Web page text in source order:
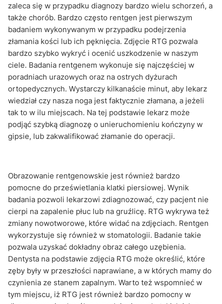
zaleca się w przypadku diagnozy bardzo wielu schorzeń, a
także chorób. Bardzo często rentgen jest pierwszym
badaniem wykonywanym w przypadku podejrzenia
złamania kości lub ich pęknięcia. Zdjęcie RTG pozwala
bardzo szybko wykryć i ocenić uszkodzenie w naszym
ciele. Badania rentgenem wykonuje się najczęściej w
poradniach urazowych oraz na ostrych dyżurach
ortopedycznych. Wystarczy kilkanaście minut, aby lekarz
wiedział czy nasza noga jest faktycznie złamana, a jeżeli
tak to w ilu miejscach. Na tej podstawie lekarz może
podjąć szybką diagnozę o unieruchomieniu kończyny w
gipsie, lub zakwalifikować złamanie do operacji.
Obrazowanie rentgenowskie jest również bardzo
pomocne do prześwietlania klatki piersiowej. Wynik
badania pozwoli lekarzowi zdiagnozować, czy pacjent nie
cierpi na zapalenie płuc lub na gruźlicę. RTG wykrywa też
zmiany nowotworowe, które widać na zdjęciach. Rentgen
wykorzystuje się również w stomatologii. Badanie takie
pozwala uzyskać dokładny obraz całego uzębienia.
Dentysta na podstawie zdjęcia RTG może określić, które
zęby były w przeszłości naprawiane, a w których mamy do
czynienia ze stanem zapalnym. Warto też wspomnieć w
tym miejscu, iż RTG jest również bardzo pomocny w